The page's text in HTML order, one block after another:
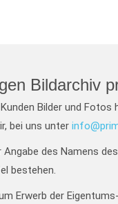
Bildarchiv
Bilder und
bei uns unter
des Namens
bestehen.
Erwerb der